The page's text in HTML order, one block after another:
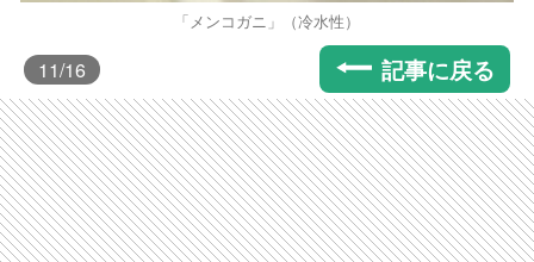
「メンコガニ」（冷水性）
11/16 記事に戻る